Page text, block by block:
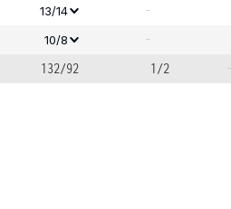
13/14 -
10/8
-
132/92 1/2